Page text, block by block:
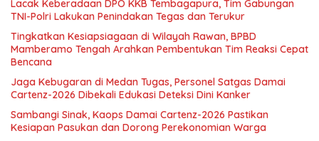
Lacak Keberadaan DPO KKB Tembagapura, Tim Gabungan
TNI-Polri Lakukan Penindakan Tegas dan Terukur
Tingkatkan Kesiapsiagaan di Wilayah Rawan, BPBD
Mamberamo Tengah Arahkan Pembentukan Tim Reaksi Cepat
Bencana
Jaga Kebugaran di Medan Tugas, Personel Satgas Damai
Cartenz-2026 Dibekali Edukasi Deteksi Dini Kanker
Sambangi Sinak, Kaops Damai Cartenz-2026 Pastikan
Kesiapan Pasukan dan Dorong Perekonomian Warga